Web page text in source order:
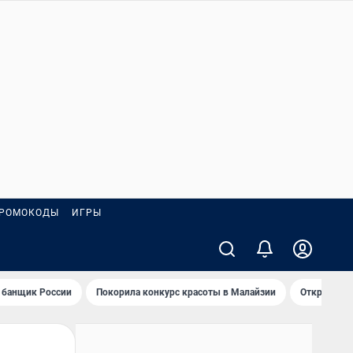
ИГРЫ
России Покорила конкурс красоты в Малайзии Открыл